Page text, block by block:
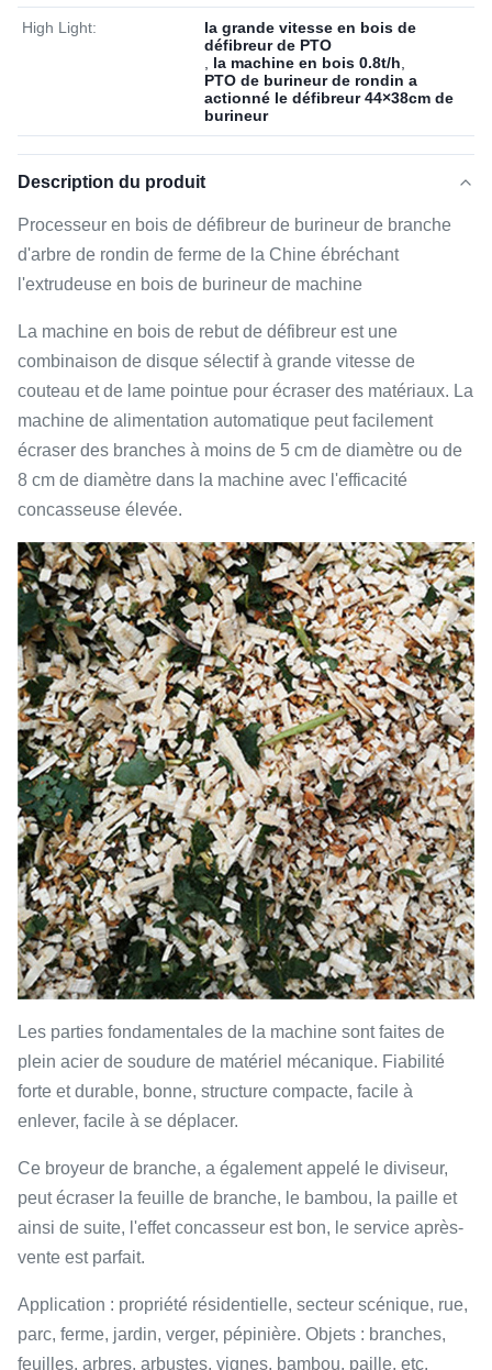
High Light:
la grande vitesse en bois de
défibreur de PTO
la machine en bois 0.8t/h
PTO de burineur de rondin a
actionné le défibreur 44×38cm de
burineur
Description du produit
Processeur en bois de défibreur de burineur de branche
d'arbre de rondin de ferme de la Chine ébréchant
l'extrudeuse en bois de burineur de machine
La machine en bois de rebut de défibreur est une
combinaison de disque sélectif à grande vitesse de
couteau et de lame pointue pour écraser des matériaux. La
machine de alimentation automatique peut facilement
écraser des branches à moins de 5 cm de diamètre ou de
8 cm de diamètre dans la machine avec l'efficacité
concasseuse élevée.
Les parties fondamentales de la machine sont faites de
plein acier de soudure de matériel mécanique. Fiabilité
forte et durable, bonne, structure compacte, facile à
enlever, facile à se déplacer.
Ce broyeur de branche, a également appelé le diviseur,
peut écraser la feuille de branche, le bambou, la paille et
ainsi de suite, l'effet concasseur est bon, le service après-
vente est parfait.
Application : propriété résidentielle, secteur scénique, rue,
parc, ferme, jardin, verger, pépinière. Objets : branches,
feuilles, arbres, arbustes, vignes, bambou, paille, etc.